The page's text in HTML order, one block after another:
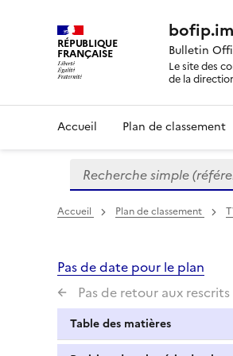
RÉPUBLIQUE
FRANÇAISE Bulletin
Le site des
de la
Accueil Plan de classement
Formulaire
de
recherche
Recherche simple
Accueil Plan de classement
Pas de date pour le plan
Pas de retour aux rescrits
Table des matières